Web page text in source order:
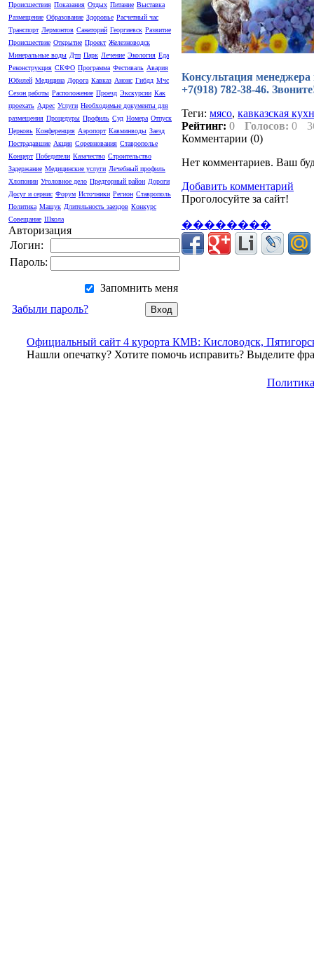
Происшествия Показания Отдых Питание Выставка
Размещение Образование Здоровье Расчетный час
Транспорт Лермонтов Санаторий Георгиевск Развитие
Происшествие Открытие Проект Железноводск
Минеральные воды Дтп Парк Лечение Экология Еда
Реконструкция СКФО Программа Фестиваль Авария
Юбилей Медицина Дорога Кавказ Анонс Гибдд Мчс
Сезон работы Расположение Проезд Экскурсии Как
проехать Адрес Услуги Необходимые документы для
размещения Процедуры Профиль Суд Номера Отпуск
Церковь Конференция Аэропорт Кавминводы Заезд
Пострадавшие Акция Соревнования Ставрополье
Концерт Победители Казачество Строительство
Задержание Медицинские услуги Лечебный профиль
Хлопонин Уголовное дело Предгорный район Дороги
Досуг и сервис Форум Источники Регион Ставрополь
Политика Машук Длительность заездов Конкурс
Совещание Школа
Авторизация
Логин:
Пароль:
Запомнить меня
Забыли пароль?
Консультация менеджера
+7(918) 782-38-46.
Теги: мясо, кавказская
Рейтинг: 0 Голосов: 0
Комментарии (0)
Нет комментариев. Ваш
Добавить комментарий
Проголосуйте за сайт!
��������
Официальный сайт 4 курорта КМВ: Кисловодск,
Нашли опечатку? Хотите помочь исправить? Выделите